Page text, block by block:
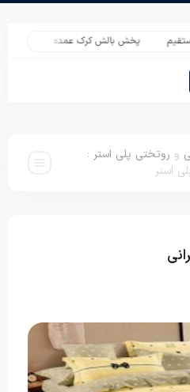
پخش بالش کرک عمده ارزان
و روتختی پلی استر :
استر